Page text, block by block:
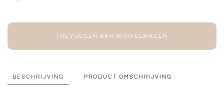
TOEVOEGEN AAN WINKELWAGEN
BESCHRIJVING PRODUCT OMSCHRIJVING